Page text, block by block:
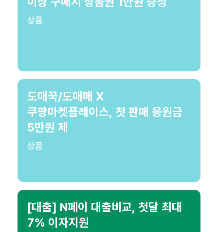
상품
도매꾹/도매매 X
쿠팡마켓플레이스, 첫 판매 응원금
5만원 제
상품
[대출] N페이 대출비교, 첫달 최대
7% 이자지원